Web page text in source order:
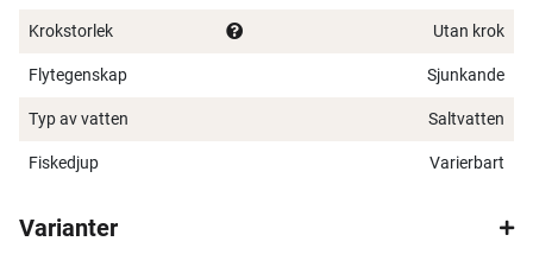
Krokstorlek Utan krok
Flytegenskap Sjunkande
Typ av vatten Saltvatten
Fiskedjup Varierbart
Varianter